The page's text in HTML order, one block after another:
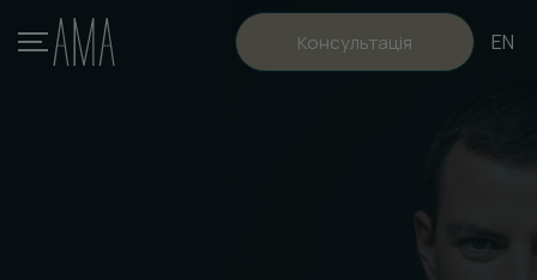
Консультація EN